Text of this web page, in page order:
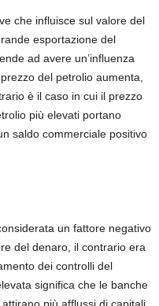
che influisce sul valore del
esportazione del
ad avere un’influenza
del petrolio aumenta,
è il caso in cui il prezzo
più elevati portano
saldo commerciale positivo
un fattore negativo
del denaro, il contrario era
dei controlli del
significa che le banche